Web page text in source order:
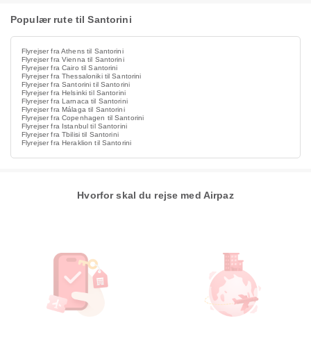
Populær rute til Santorini
Flyrejser fra Athens til Santorini
Flyrejser fra Vienna til Santorini
Flyrejser fra Cairo til Santorini
Flyrejser fra Thessaloniki til Santorini
Flyrejser fra Santorini til Santorini
Flyrejser fra Helsinki til Santorini
Flyrejser fra Larnaca til Santorini
Flyrejser fra Málaga til Santorini
Flyrejser fra Copenhagen til Santorini
Flyrejser fra Istanbul til Santorini
Flyrejser fra Tbilisi til Santorini
Flyrejser fra Heraklion til Santorini
Hvorfor skal du rejse med Airpaz